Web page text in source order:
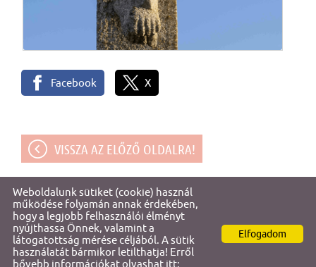
Facebook X
VISSZA AZ ELŐZŐ OLDALRA!
© 2026 - Gencsapáti Értéktára
Oldal információklAdatkezelési tájékoztató lImpresszum
Elfogadom
Weboldalunk sütiket (cookie) használ
működése folyamán annak érdekében,
hogy a legjobb felhasználói élményt
nyújthassa Önnek, valamint a
látogatottság mérése céljából. A sütik
használatát bármikor letilthatja! Erről
bővebb információkat olvashat itt: